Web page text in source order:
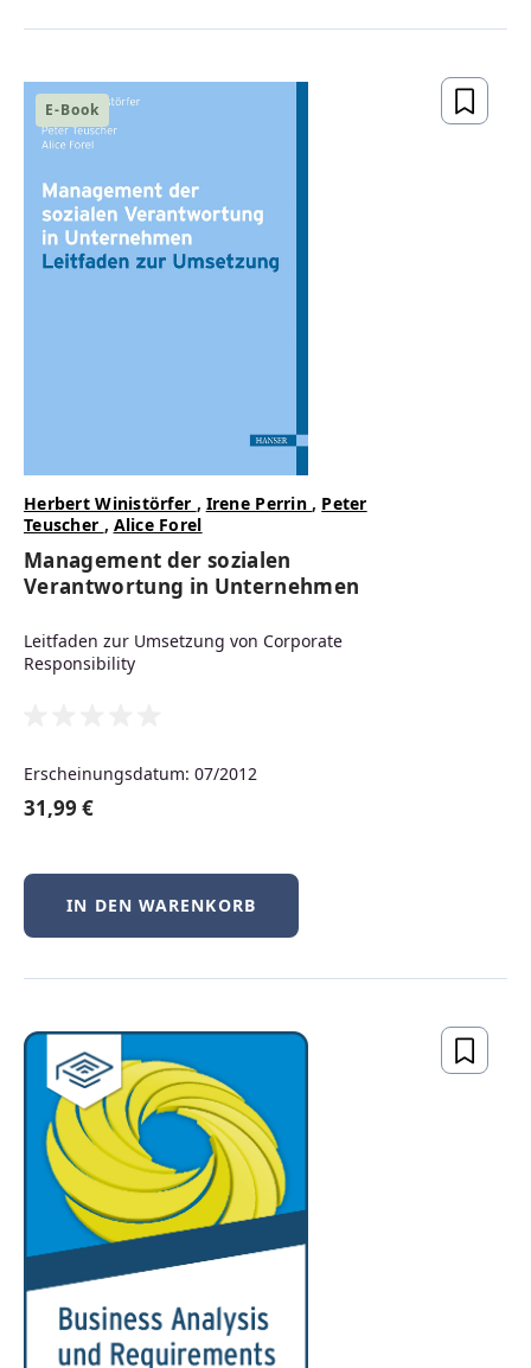
Nachhaltigkeit im Unternehmen
Durchschnittliche Bewertung von 5 von 5 Sternen
59,99 € lieferbar
Spaß daran, Rezensionen zu
verfassen?
Nehmen Sie Teil an der Testlesen-Aktion
für E-Book Leseexemplare von Hanser. Es
gibt Bücher aus allen Kategorien
Maschinenbau, Kunststoffe, Management,
QM) zur Auswahl. Reinschauen lohnt sich!
JETZT BEWERBEN
E-Book
Herbert Winistörfer , Irene Perrin, Peter
Teuscher , Alice Forel
Management der sozialen
Verantwortung in Unternehmen
Leitfaden zur Umsetzung von Corporate
Responsibility
Erscheinungsdatum: 07/2012
31,99 €
IN DEN WARENKORB